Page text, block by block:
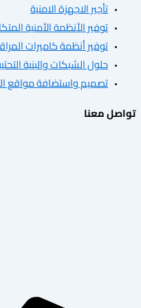
الاجهزة الامنية
الأنظمة الأمنية المتكاملة
أنظمة كاميرات المراقبة
والبنية التحتية
واستضافة مواقع الويب